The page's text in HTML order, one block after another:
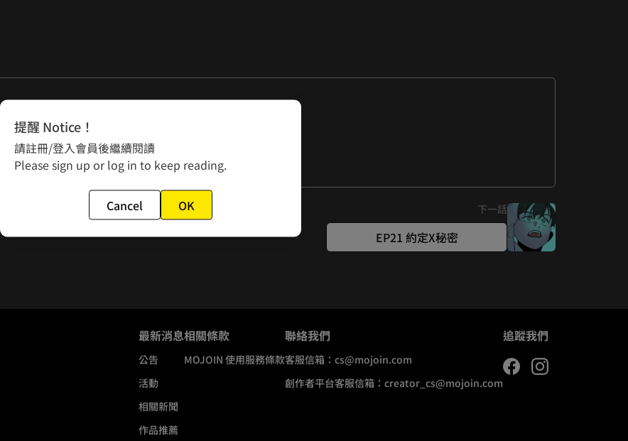
下一話
EP21 約定X秘密
最新消息
公告
活動
相關新聞
作品推薦
相關條款
MOJOIN 使用服務條款
聯絡我們
客服信箱： cs@mojoin.com
創作者平台客服信箱： creator_cs@mojoin.com
追蹤我們
提醒 Notice！
請註冊/登入會員後繼續閱讀
Please sign up or log in to keep reading.
Cancel OK